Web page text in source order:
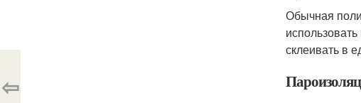
Обычная
склеивать в
⇦